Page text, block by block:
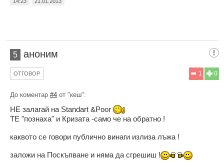
5 аноним
0
1
ОТГОВОР
До коментар #4 от "кеш":
НЕ залагай на Standart &Poor
ТЕ "познаха" и Кризата -само че на обратно !
каквото се говори публично винаги излиза лъжа !
заложи на Поскъпване и няма да сгрешиш !